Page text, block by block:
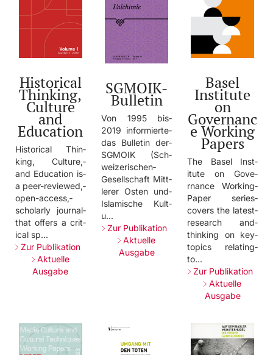
Historical
Thinking,
Culture
and
Education
Hist­oric­al­ Thin­
king­,­ Cult­ure,­
and­ Educ­atio­n­ is­
a­ peer­-rev­iewe­d,­
open­-acc­ess,­
scho­larl­y­ jour­nal­
that­ offe­rs­ a­ crit­
ical­ sp..­.­
Zur Publikation
Aktuelle
Ausgabe
SGMOIK-
Bulletin
Von­ 1995­ bis­
2019­ info­rmie­rte­
das­ Bull­etin­ der­
SGMO­IK­ (Sch­
weiz­eris­chen­
Gese­llsc­haft­ Mitt­
lere­r­ Oste­n­ und­
Isla­misc­he­ Kult­
u...­
Zur Publikation
Aktuelle
Ausgabe
Basel
Institute
on
Governanc
e Working
Papers
The­ Base­l­ Inst­
itut­e­ on­ Gove­
rnan­ce­ Work­ing­
Pape­r­ seri­es­
cove­rs­ the­ late­st­
rese­arch­ and­
thin­king­ on­ key­
topi­cs­ rela­ting­
to..­.­
Zur Publikation
Aktuelle
Ausgabe